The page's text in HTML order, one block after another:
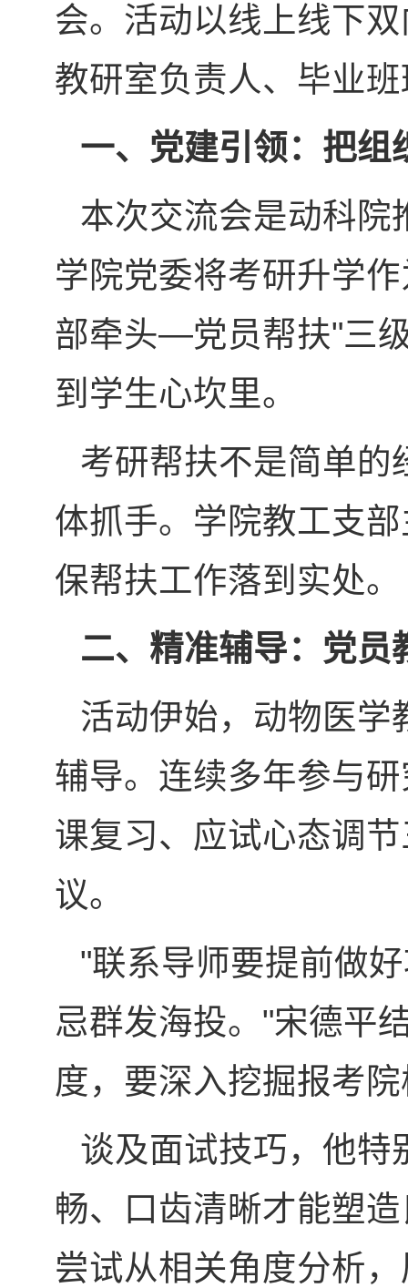
会。活动以线上线下
教研室负责人、毕业
一、党建引领：把组
本次交流会是动科院
学院党委将考研升学
部牵头—党员帮扶"三
到学生心坎里。
考研帮扶不是简单的
体抓手。学院教工支
保帮扶工作落到实处。
二、精准辅导：党
活动伊始，动物医学
辅导。连续多年参与
课复习、应试心态调
议。
"联系导师要提前做
忌群发海投。"宋德平
度，要深入挖掘报考
谈及面试技巧，他特
畅、口齿清晰才能塑
尝试从相关角度分析